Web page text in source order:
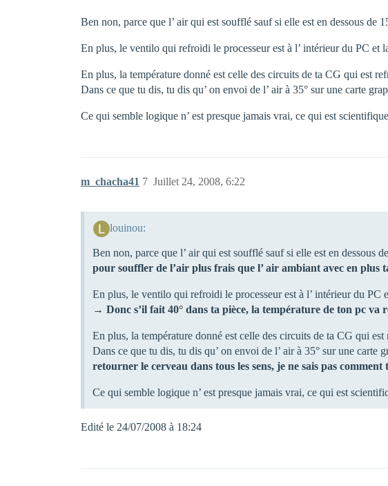
Ben non, parce que l’ air qui est soufflé sauf si elle est en dessous de
En plus, le ventilo qui refroidi le processeur est à l’ intérieur du PC et
En plus, la température donné est celle des circuits de ta CG qui est
Dans ce que tu dis, tu dis qu’ on envoi de l’ air à 35° sur une carte
Ce qui semble logique n’ est presque jamais vrai, ce qui est
m_chacha41 Juillet 24, 2008, 6:22
7
louinou:
Ben non, parce que l’ air qui est soufflé sauf si elle est en dessous
pour souffler de l’air plus frais que l’ air ambiant avec en plus
En plus, le ventilo qui refroidi le processeur est à l’ intérieur du
→ Donc s’il fait 40° dans ta pièce, la température de ton pc va
En plus, la température donné est celle des circuits de ta CG qui
Dans ce que tu dis, tu dis qu’ on envoi de l’ air à 35° sur une
retourner le cerveau dans tous les sens, je ne sais pas
Ce qui semble logique n’ est presque jamais vrai, ce qui est
Edité le 24/07/2008 à 18:24